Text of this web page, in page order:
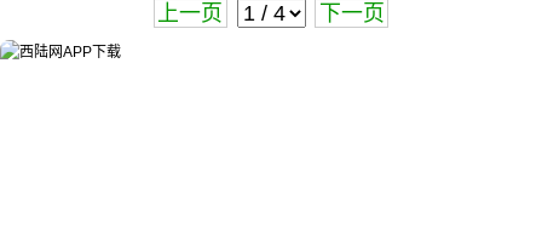
上一页 下一页